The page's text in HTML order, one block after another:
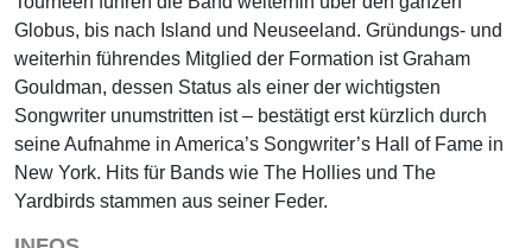
Globus, bis nach Island und Neuseeland. Gründungs- und
weiterhin führendes Mitglied der Formation ist Graham
Gouldman, dessen Status als einer der wichtigsten
Songwriter unumstritten ist – bestätigt erst kürzlich durch
seine Aufnahme in America’s Songwriter’s Hall of Fame in
New York. Hits für Bands wie The Hollies und The
Yardbirds stammen aus seiner Feder.